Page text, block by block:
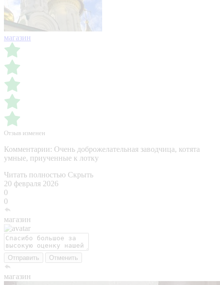
магазин
Отзыв изменен
Комментарии: Очень доброжелательная заводчица, котята
умные, приученные к лотку
Читать полностью Скрыть
20 февраля 2026
0
0
магазин
Отправить Отменить
магазин